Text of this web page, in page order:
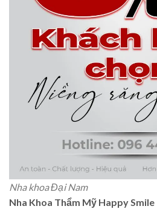
Nha khoa Đại Nam
Nha Khoa Thẩm Mỹ Happy Smile